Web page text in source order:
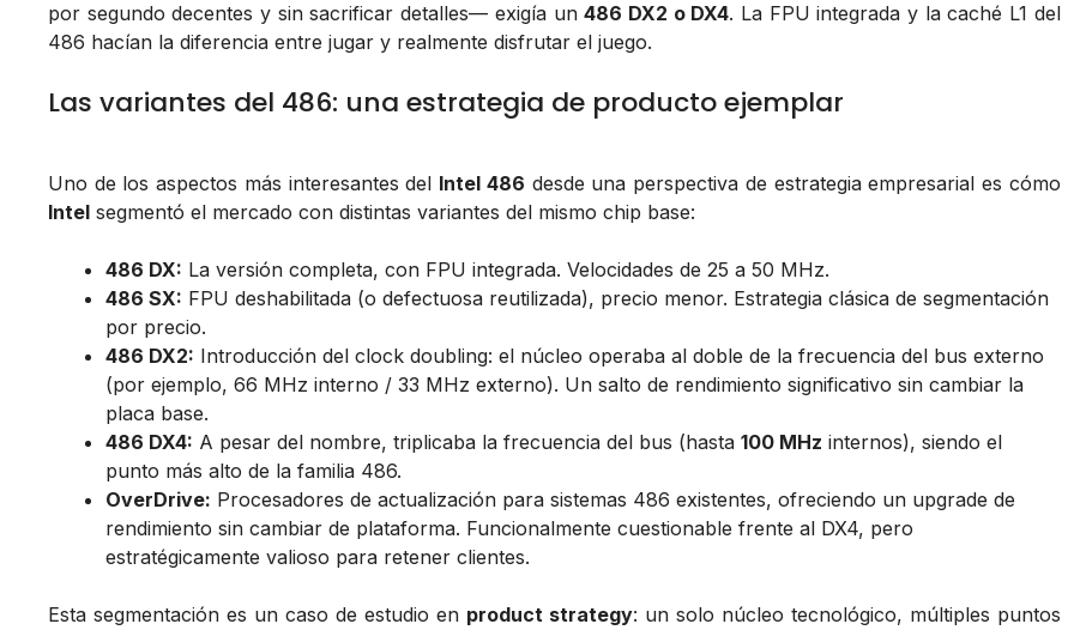
por segundo decentes y sin sacrificar detalles— exigía un486 DX2 o DX4. La FPU integrada y la caché L1 del
486 hacían la diferencia entre jugar y realmente disfrutar el juego.
Las variantes del 486: una estrategia de producto ejemplar
Uno de los aspectos más interesantes del Intel 486 desde una perspectiva de estrategia empresarial es cómo
Intel segmentó el mercado con distintas variantes del mismo chip base:
486 DX: La versión completa, con FPU integrada. Velocidades de 25 a 50 MHz.
486 SX: FPU deshabilitada (o defectuosa reutilizada), precio menor. Estrategia clásica de segmentación
por precio.
486 DX2: Introducción del clock doubling: el núcleo operaba al doble de la frecuencia del bus externo
(por ejemplo, 66 MHz interno / 33 MHz externo). Un salto de rendimiento significativo sin cambiar la
placa base.
486 DX4: A pesar del nombre, triplicaba la frecuencia del bus (hasta 100 MHz internos), siendo el
punto más alto de la familia 486.
OverDrive: Procesadores de actualización para sistemas 486 existentes, ofreciendo un upgrade de
rendimiento sin cambiar de plataforma. Funcionalmente cuestionable frente al DX4, pero
estratégicamente valioso para retener clientes.
Esta segmentación es un caso de estudio en product strategy: un solo núcleo tecnológico, múltiples puntos